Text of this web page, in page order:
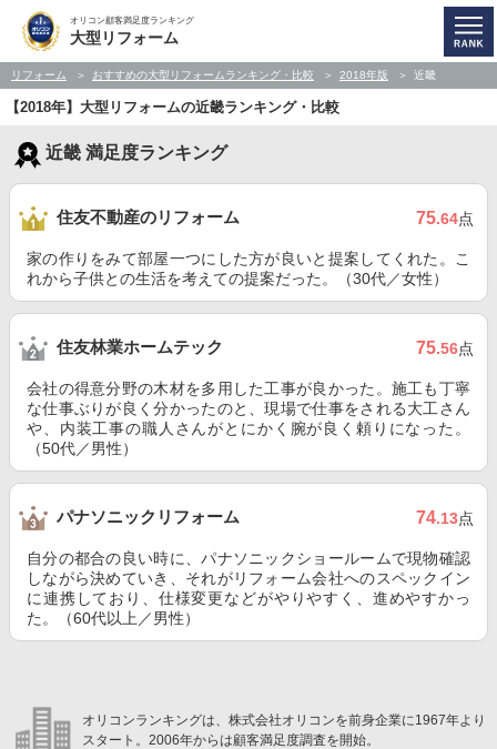
オリコン顧客満足度ランキング
大型リフォーム
リフォーム おすすめの大型リフォームランキング・比較 2018年版 近畿
【2018年】大型リフォームの近畿ランキング・比較
近畿 満足度ランキング
住友不動産のリフォーム 75.64点
家の作りをみて部屋一つにした方が良いと提案してくれた。こ
れから子供との生活を考えての提案だった。（30代／女性）
住友林業ホームテック 75.56点
会社の得意分野の木材を多用した工事が良かった。施工も丁寧
な仕事ぶりが良く分かったのと、現場で仕事をされる大工さん
や、内装工事の職人さんがとにかく腕が良く頼りになった。
（50代／男性）
パナソニックリフォーム 74.13点
自分の都合の良い時に、パナソニックショールームで現物確認
しながら決めていき、それがリフォーム会社へのスペックイン
に連携しており、仕様変更などがやりやすく、進めやすかっ
た。（60代以上／男性）
オリコンランキングは、株式会社オリコンを前身企業に1967年より
スタート。2006年からは顧客満足度調査を開始。